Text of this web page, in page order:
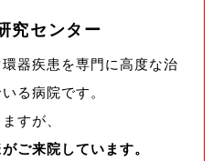
究センター
器疾患を専門に高度な治
る病院です。
すが、
ご来院しています。